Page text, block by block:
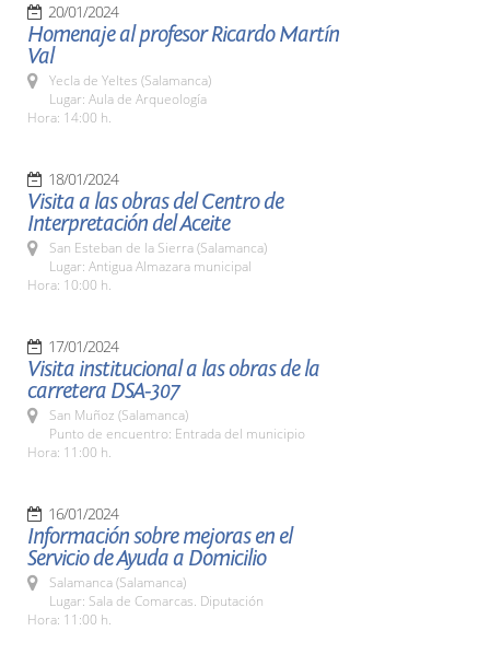
20/01/2024
Homenaje al profesor Ricardo Martín
Val
Yecla de Yeltes (Salamanca)
Lugar: Aula de Arqueología
Hora: 14:00 h.
18/01/2024
Visita a las obras del Centro de
Interpretación del Aceite
San Esteban de la Sierra (Salamanca)
Lugar: Antigua Almazara municipal
Hora: 10:00 h.
17/01/2024
Visita institucional a las obras de la
carretera DSA-307
San Muñoz (Salamanca)
Punto de encuentro: Entrada del municipio
Hora: 11:00 h.
16/01/2024
Información sobre mejoras en el
Servicio de Ayuda a Domicilio
Salamanca (Salamanca)
Lugar: Sala de Comarcas. Diputación
Hora: 11:00 h.